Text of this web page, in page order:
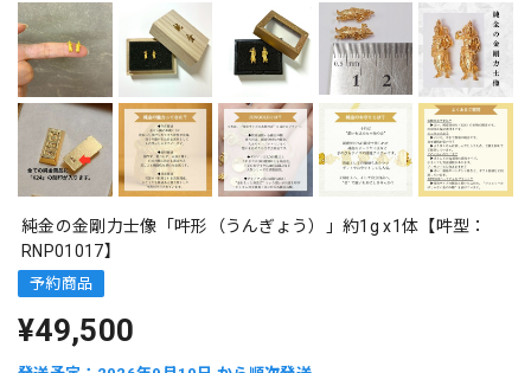
純金の金剛力士像「吽形（うんぎょう）」約1g x1体【吽型：
RNP01017】
予約商品
¥49,500